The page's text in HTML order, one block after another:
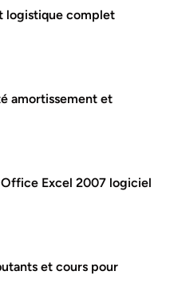
logistique complet
amortissement et
Excel 2007 logiciel
et cours pour